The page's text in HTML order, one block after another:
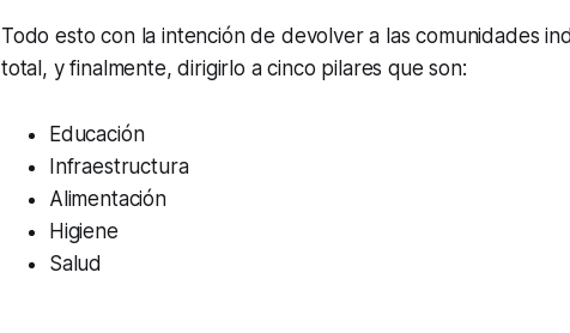
Todo esto con la intención de devolver a las comunidades
total, y finalmente, dirigirlo a cinco pilares que son:
Educación
Infraestructura
Alimentación
Higiene
Salud